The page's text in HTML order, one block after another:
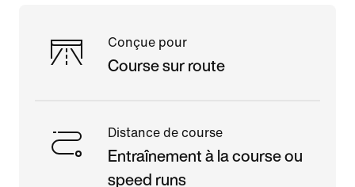
Conçue pour
Course sur route
Distance de course
Entraînement à la course ou
speed runs